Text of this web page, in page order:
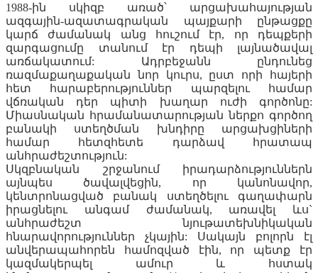
1988-ին սկիզբ առած՝ արցախահայության
ազգային-ազատագրական պայքարի ընթացքը
կարճ ժամանակ անց հուշում էր, որ դեպքերի
զարգացումը տանում էր դեպի լայնածավալ
առճակատում: Ադրբեջանն ընդունեց
ռազմաքաղաքական նոր կուրս, ըստ որի հայերի
հետ հարաբերություններ պարզելու համար
վճռական դեր պիտի խաղար ուժի գործոնը:
Միասնական հրամանատարության ներքո գործող
բանակի ստեղծման խնդիրը արցախցիների
համար հետզհետե դարձավ հրատապ
անհրաժեշտություն:
Սկզբնական շրջանում իրադարձություններն
այնպես ծավալվեցին, որ կանոնավոր,
կենտրոնացված բանակ ստեղծելու գաղափարն
իրացնելու անգամ ժամանակ, առավել ևս`
անհրաժեշտ նյութատեխնիկական
հնարավորություններ չկային: Սակայն բոլորն էլ
անվերապահորեն համոզված էին, որ պետք էր
կազմակերպել ամուր և հստակ